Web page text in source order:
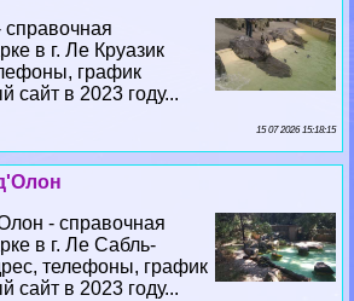
справочная
в г. Ле Круазик
график
сайт в 2023 году...
15 07 2026 15:18:15
- справочная
в г. Ле Сабль-
телефоны, график
сайт в 2023 году...